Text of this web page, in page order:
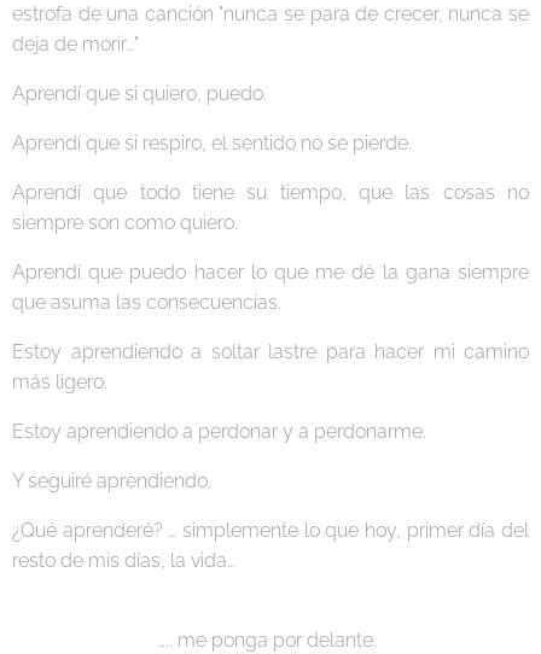
estrofa de una canción "nunca se para de crecer, nunca se
deja de morir…"
Aprendí que si quiero, puedo.
Aprendí que si respiro, el sentido no se pierde.
Aprendí que todo tiene su tiempo, que las cosas no
siempre son como quiero.
Aprendí que puedo hacer lo que me dé la gana siempre
que asuma las consecuencias.
Estoy aprendiendo a soltar lastre para hacer mi camino
más ligero.
Estoy aprendiendo a perdonar y a perdonarme.
Y seguiré aprendiendo.
¿Qué aprenderé? … simplemente lo que hoy, primer día del
resto de mis días, la vida…
….. me ponga por delante.